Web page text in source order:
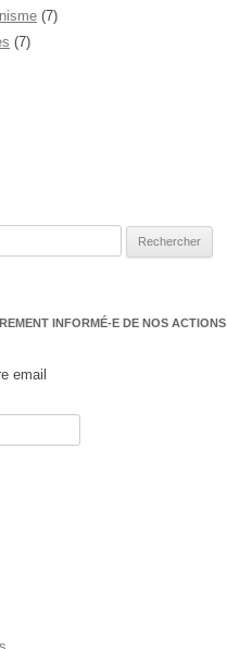
(7)
(7)
INFORMÉ-E DE NOS ACTIONS
email